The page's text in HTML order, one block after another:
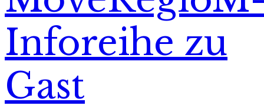
Inforeihe zu
Gast